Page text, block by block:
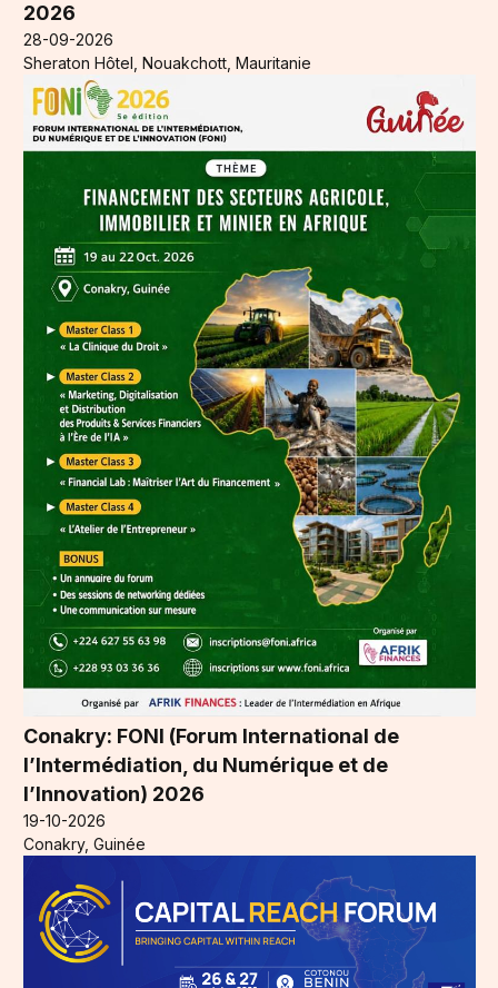
2026
28-09-2026
Sheraton Hôtel, Nouakchott, Mauritanie
Conakry: FONI (Forum International de
l’Intermédiation, du Numérique et de
l’Innovation) 2026
19-10-2026
Conakry, Guinée